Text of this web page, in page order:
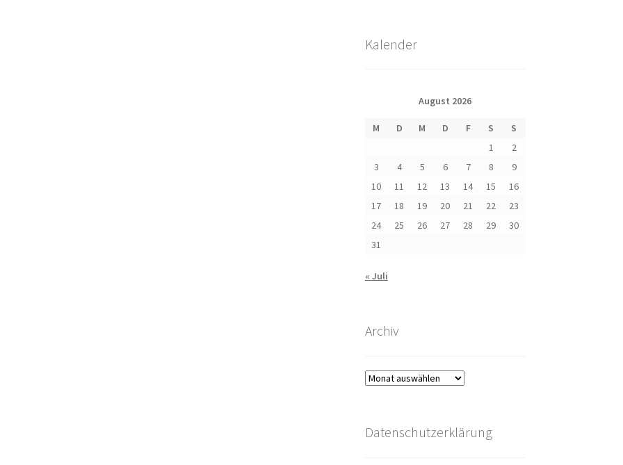
Kalender
August 2026
M D M D F S
S
1
2
3
4 5 6 7 8
9
10
11 12 13 14 15
16
17
18 19 20 21 22
23
24
25 26 27 28 29
30
31
« Juli
Archiv
Archiv
Datenschutzerklärung